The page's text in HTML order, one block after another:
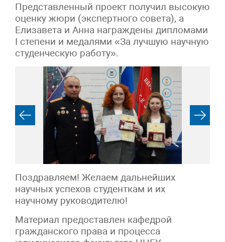
Представленный проект получил высокую
оценку жюри (экспертного совета), а
Елизавета и Анна награждены дипломами
I степени и медалями «За лучшую научную
студенческую работу».
Поздравляем! Желаем дальнейших
научных успехов студенткам и их
научному руководителю!
Материал предоставлен кафедрой
гражданского права и процесса